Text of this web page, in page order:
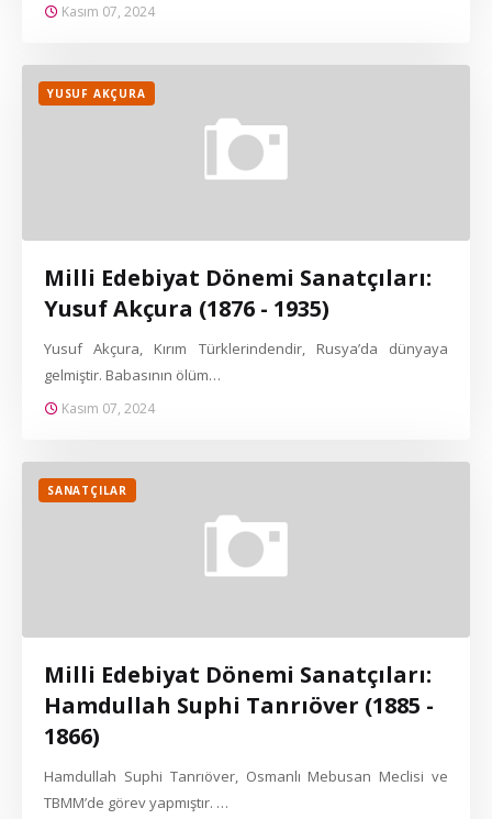
Kasım 07, 2024
YUSUF AKÇURA
Milli Edebiyat Dönemi Sanatçıları:
Yusuf Akçura (1876 - 1935)
Yusuf Akçura, Kırım Türklerindendir, Rusya’da dünyaya
gelmiştir. Babasının ölüm…
Kasım 07, 2024
SANATÇILAR
Milli Edebiyat Dönemi Sanatçıları:
Hamdullah Suphi Tanrıöver (1885 -
1866)
Hamdullah Suphi Tanrıöver, Osmanlı Mebusan Meclisi ve
TBMM’de görev yapmıştır. …